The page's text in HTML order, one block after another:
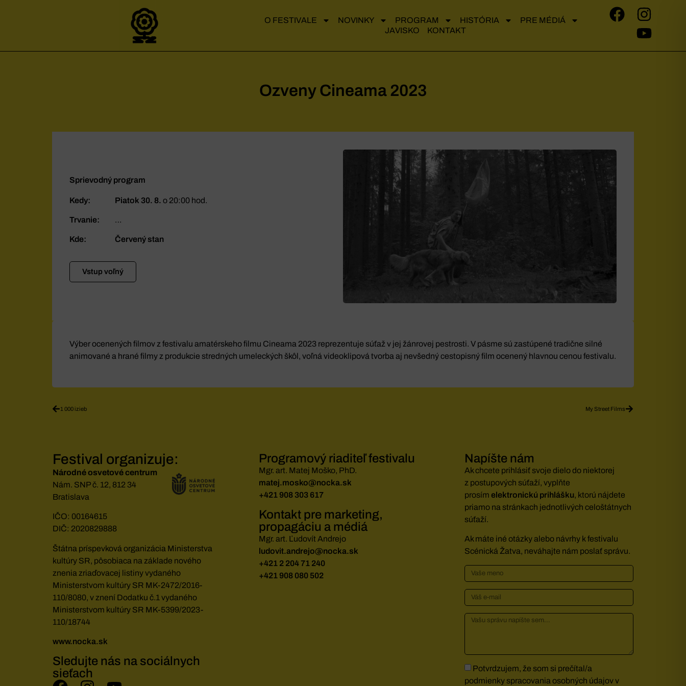
O FESTIVALE NOVINKY PROGRAM HISTÓRIA
PRE MÉDIÁ
JAVISKO
KONTAKT
Ozveny Cineama 2023
Sprievodný program
Kedy: Piatok 30. 8. o 20:00 hod.
Trvanie: …
Kde: Červený stan
Vstup voľný
Výber ocenených filmov z festivalu amatérskeho filmu Cineama 2023 reprezentuje súťaž v jej žánrovej pestrosti. V pásme sú zastúpené tradične silné
animované a hrané filmy z produkcie stredných umeleckých škôl, voľná videoklipová tvorba aj nevšedný cestopisný film ocenený hlavnou cenou festivalu.
1 000 izieb My Street Films
Festival organizuje:
Národné osvetové centrum
Nám. SNP č. 12, 812 34
Bratislava
IČO: 00164615
DIČ: 2020829888
Štátna príspevková organizácia Ministerstva
kultúry SR, pôsobiaca na základe nového
znenia zriaďovacej listiny vydaného
Ministerstvom kultúry SR MK-2472/2016-
110/8080, v znení Dodatku č.1 vydaného
Ministerstvom kultúry SR MK-5399/2023-
110/18744
www.nocka.sk
Sledujte nás na sociálnych
sieťach
Programový riaditeľ festivalu
Mgr. art. Matej Moško, PhD.
matej.mosko@nocka.sk
+421 908 303 617
Kontakt pre marketing,
propagáciu a médiá
Mgr. art. Ľudovít Andrejo
ludovit.andrejo@nocka.sk
+421 2 204 71 240
+421 908 080 502
Napíšte nám
Ak chcete prihlásiť svoje dielo do niektorej
z postupových súťaží, vyplňte
prosím elektronickú prihlášku, ktorú nájdete
priamo na stránkach jednotlivých celoštátnych
súťaží.
Ak máte iné otázky alebo návrhy k festivalu
Scénická Žatva, neváhajte nám poslať správu.
Potvrdzujem, že som si prečítal/a
podmienky spracovania osobných údajov v